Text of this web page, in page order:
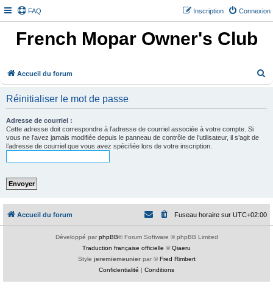
FAQ Connexion
Inscription
French Mopar Owner's Club
Accueil du forum
r
Réinitialiser le mot de passe
Adresse de courriel :
Cette adresse doit correspondre à l’adresse de courriel associée à votre compte. Si
vous ne l’avez jamais modifiée depuis le panneau de contrôle de l’utilisateur, il s’agit de
l’adresse de courriel que vous avez spécifiée lors de votre inscription.
Accueil du forum Fuseau horaire sur UTC+02:00
Développé par phpBB® Forum Software © phpBB Limited
Traduction française officielle ©Qiaeru
Style jeremiemeunierpar ©Fred Rimbert
Confidentialité | Conditions